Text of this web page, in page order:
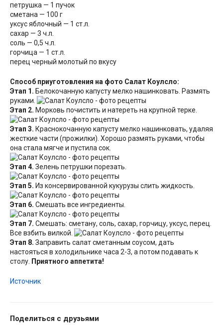
петрушка — 1 пучок
сметана — 100 г
уксус яблочный — 1 ст.л.
сахар — 3 ч.л.
соль — 0,5 ч.л.
горчица — 1 ст.л.
перец черный молотый по вкусу
Способ приуготовления на фото Салат Коулсло:
Этап 1. Белокочанную капусту мелко нашинковать. Размять
руками.
Этап 2. Морковь почистить и натереть на крупной терке.
Этап 3. Краснокочанную капусту мелко нашинковать, удаляя
жесткие части (прожилки). Хорошо размять руками, чтобы
она стала мягче и пустила сок.
Этап 4. Зелень петрушки порезать.
Этап 5. Из консервированной кукурузы слить жидкость.
Этап 6. Смешать все ингредиенты.
Этап 7. Смешать: сметану, соль, сахар, горчицу, уксус, перец.
Все взбить вилкой.
Этап 8. Заправить салат сметанным соусом, дать
настояться в холодильнике часа 2-3, а потом подавать к
столу. Приятного аппетита!
Источник
Поделиться с друзьями